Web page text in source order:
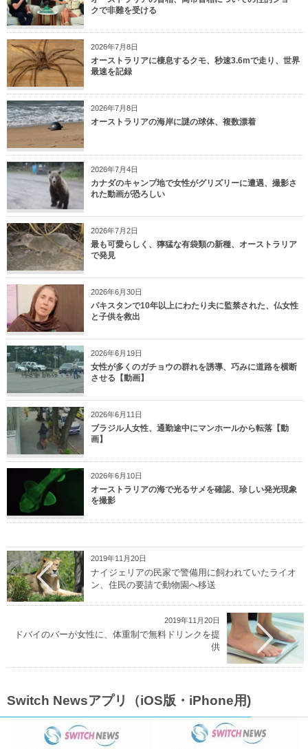
クで非難を受ける
2026年7月8日
オーストラリアに棲息するクモ、秒速3.6mで走り、世界
最速を記録
2026年7月8日
オーストラリアの海岸に謎の球体、複数漂着
2026年7月4日
カナダのキャンプ地で女性がグリズリーに遭遇、撮影さ
れた動画が恐ろしい
2026年7月2日
最も可愛らしく、獰猛な有袋類の新種、オーストラリア
で発見
2026年6月30日
パキスタンで10年以上にわたり夫に監禁された、仏女性
と子供を救出
2026年6月19日
女性が多くのガチョウの群れを誘導、巧みに道路を横断
させる【動画】
2026年6月11日
ブラジル人女性、通勤途中にマンホールから転落【動
画】
2026年6月10日
オーストラリアの海で光るサメを確認、珍しい発光現象
を撮影
2019年11月20日
ナイジェリアの民家で警備用に飼われていたライオ
ン、住民の要請で動物園へ移送
2019年11月20日
ドバイのバーが女性に、体重制で無料ドリンクを提
供
Switch Newsアプリ（iOS版・iPhone用)